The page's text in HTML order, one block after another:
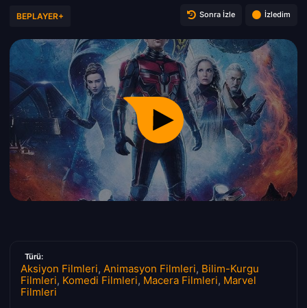
BEPLAYER+ Sonra İzle İzledim
Türü:
Aksiyon Filmleri, Animasyon Filmleri, Bilim-Kurgu
Filmleri, Komedi Filmleri, Macera Filmleri, Marvel
Filmleri